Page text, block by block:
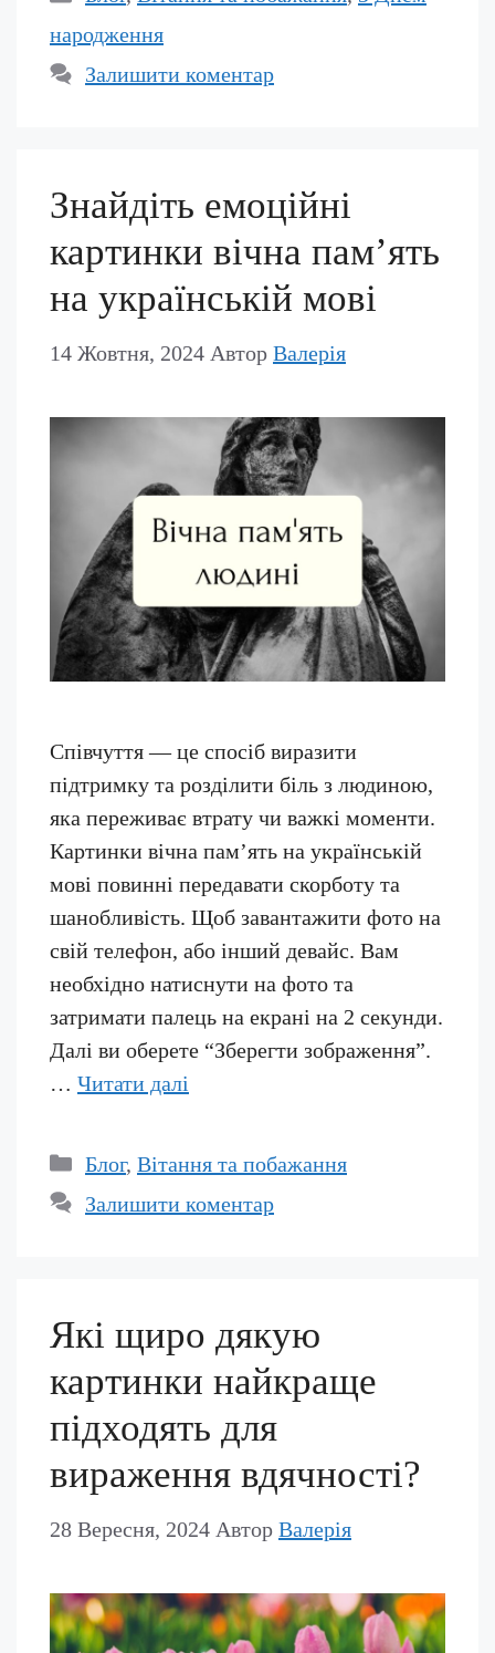
народження
Залишити коментар
Знайдіть емоційні
картинки вічна пам’ять
на українській мові
14 Жовтня, 2024 Автор Валерія
Співчуття — це спосіб виразити
підтримку та розділити біль з людиною,
яка переживає втрату чи важкі моменти.
Картинки вічна пам’ять на українській
мові повинні передавати скорботу та
шанобливість. Щоб завантажити фото на
свій телефон, або інший девайс. Вам
необхідно натиснути на фото та
затримати палець на екрані на 2 секунди.
Далі ви оберете “Зберегти зображення”.
… Читати далі
Категорії
Блог, Вітання та побажання
Залишити коментар
Які щиро дякую
картинки найкраще
підходять для
вираження вдячності?
28 Вересня, 2024 Автор Валерія